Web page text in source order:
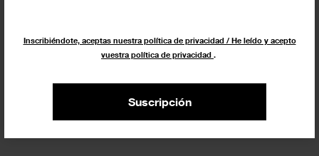
Inscribiéndote, aceptas nuestra política de privacidad / He leído y acepto
vuestra política de privacidad .
Suscripción
(Barcelona) anuncia la ganadora de